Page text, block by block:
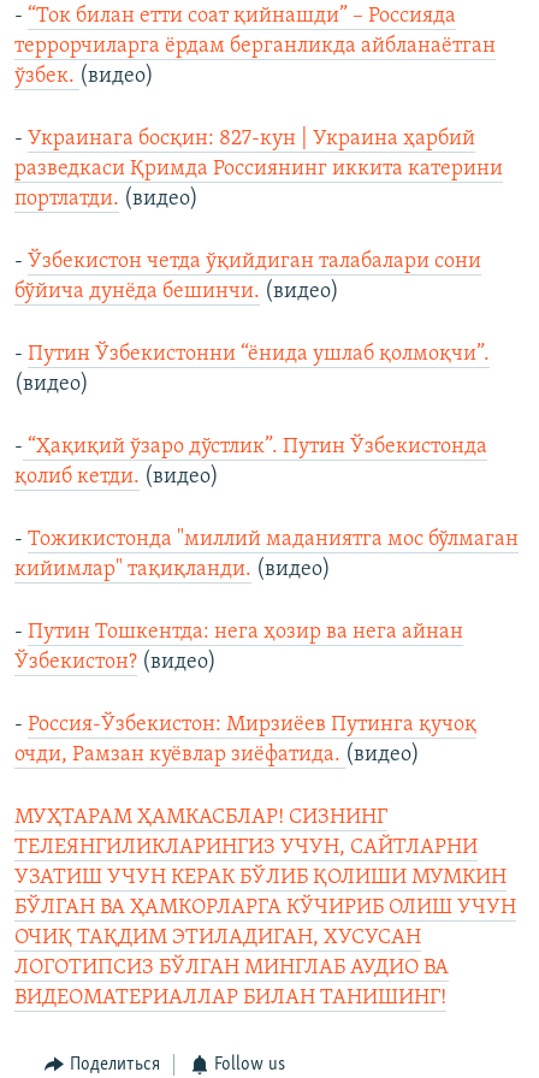
- “Ток билан етти соат қийнашди” – Россияда
террорчиларга ёрдам берганликда айбланаётган
ўзбек. (видео)
- Украинага босқин: 827-кун | Украина ҳарбий
разведкаси Қримда Россиянинг иккита катерини
портлатди. (видео)
- Ўзбекистон четда ўқийдиган талабалари сони
бўйича дунёда бешинчи. (видео)
- Путин Ўзбекистонни “ёнида ушлаб қолмоқчи”.
(видео)
- “Ҳақиқий ўзаро дўстлик”. Путин Ўзбекистонда
қолиб кетди. (видео)
- Тожикистонда "миллий маданиятга мос бўлмаган
кийимлар" тақиқланди. (видео)
- Путин Тошкентда: нега ҳозир ва нега айнан
Ўзбекистон? (видео)
- Россия-Ўзбекистон: Мирзиёев Путинга қучоқ
очди, Рамзан куёвлар зиёфатида. (видео)
МУҲТАРАМ ҲАМКАСБЛАР! СИЗНИНГ
ТЕЛЕЯНГИЛИКЛАРИНГИЗ УЧУН, САЙТЛАРНИ
УЗАТИШ УЧУН КЕРАК БЎЛИБ ҚОЛИШИ МУМКИН
БЎЛГАН ВА ҲАМКОРЛАРГА КЎЧИРИБ ОЛИШ УЧУН
ОЧИҚ ТАҚДИМ ЭТИЛАДИГАН, ХУСУСАН
ЛОГОТИПСИЗ БЎЛГАН МИНГЛАБ АУДИО ВА
ВИДЕОМАТЕРИАЛЛАР БИЛАН ТАНИШИНГ!
Поделиться Follow us